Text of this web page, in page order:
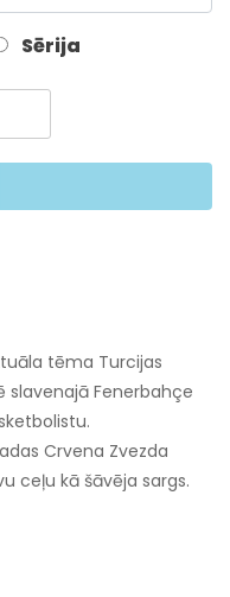
Sērija
tēma Turcijas
slavenajā Fenerbahçe
Crvena Zvezda
ceļu kā šāvēja sargs.